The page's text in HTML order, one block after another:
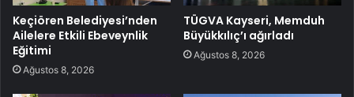
Keçiören Belediyesi’nden
Ailelere Etkili Ebeveynlik
Eğitimi
Ağustos 8, 2026
TÜGVA Kayseri, Memduh
Büyükkılıç’ı ağırladı
Ağustos 8, 2026